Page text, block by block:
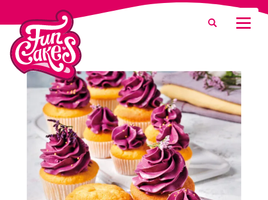
Que recherchez-vous ?
Recherche